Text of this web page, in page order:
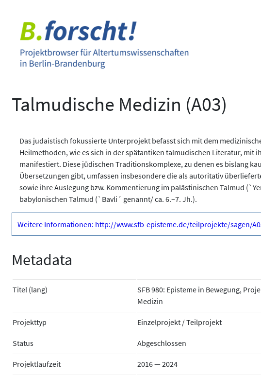
springen
Talmudische Medizin (A03)
Das judaistisch fokussierte Unterprojekt befasst sich mit dem
Heilmethoden, wie es sich in der spätantiken talmudischen Literatur, mit
manifestiert. Diese jüdischen Traditionskomplexe, zu denen es bislang
Übersetzungen gibt, umfassen insbesondere die als autoritativ
sowie ihre Auslegung bzw. Kommentierung im palästinischen Talmud
babylonischen Talmud (`Bavli´ genannt/ ca. 6.–7. Jh.).
Weitere Informationen: http://www.sfb-episteme.de/teilprojekte/sagen/
Metadata
Titel (lang)
SFB 980: Episteme in Bewegung,
Medizin
Projekttyp Einzelprojekt / Teilprojekt
Status Abgeschlossen
Projektlaufzeit 2016 — 2024